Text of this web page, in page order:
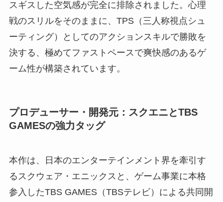
スギスした空気感が完全に排除されました。心理
戦のスリルをそのままに、TPS（三人称視点シュ
ーティング）としてのアクションスキルで勝敗を
決する、極めてファストペースで爽快感のあるゲ
ーム性が構築されています。
プロデューサー・開発元：スクエニとTBS
GAMESの強力タッグ
本作は、日本のエンターテインメント界を牽引す
るスクウェア・エニックスと、ゲーム事業に本格
参入したTBS GAMES（TBSテレビ）による共同開